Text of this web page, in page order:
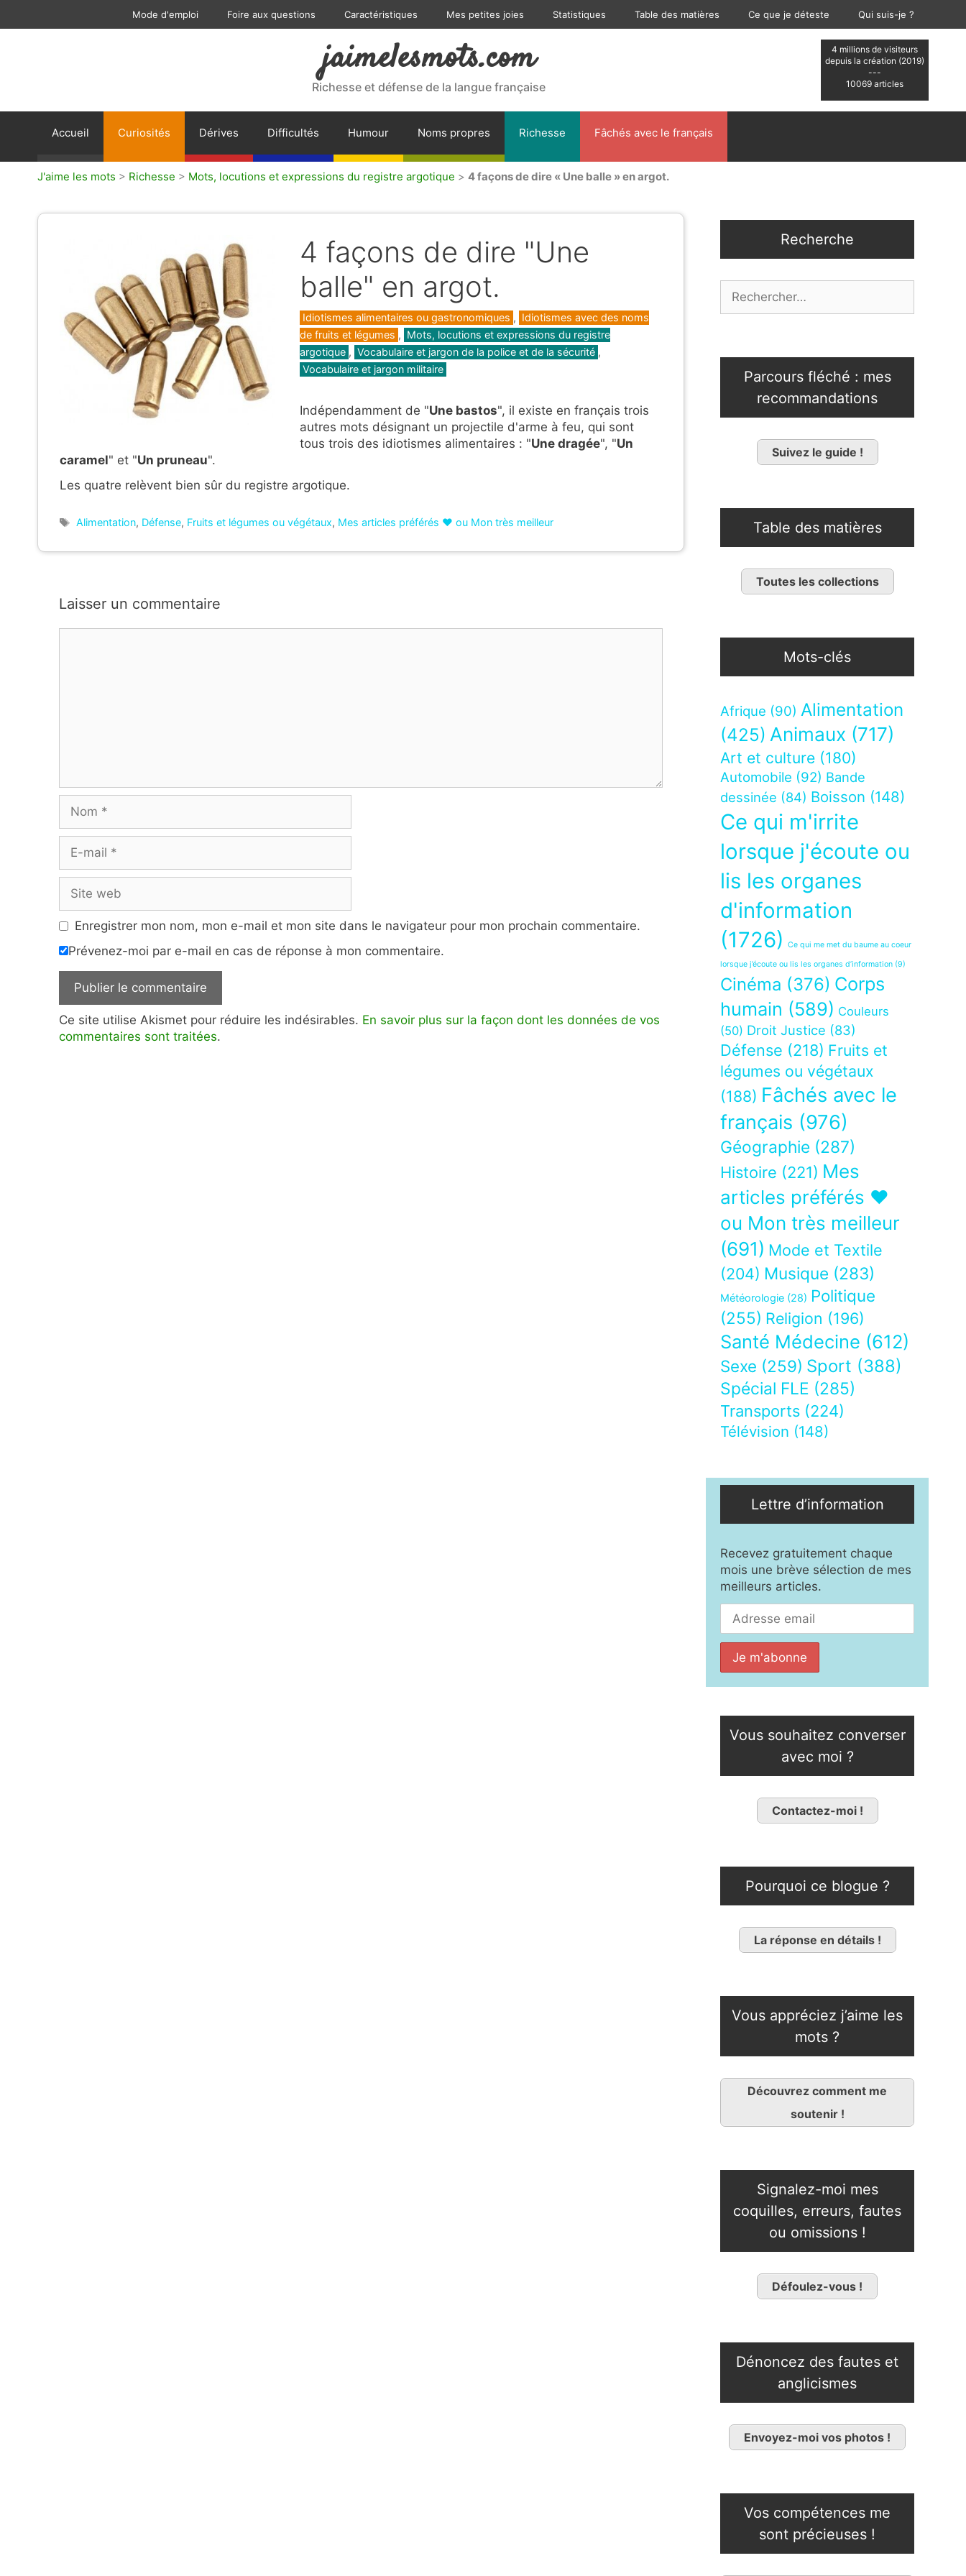
Mode d'emploi Foire aux questions Caractéristiques Mes petites joies Statistiques Table des matières Ce que je déteste Qui suis-je ?
4 millions de visiteurs
depuis la création (2019)
---
10069 articles
jaimelesmots.com
Richesse et défense de la langue française
Accueil Curiosités Dérives Difficultés Humour Noms propres Richesse Fâchés avec le français
J'aime les mots > Richesse > Mots, locutions et expressions du registre argotique > 4 façons de dire « Une balle » en argot.
4 façons de dire "Une
balle" en argot.
Catégories
Idiotismes alimentaires ou gastronomiques , Idiotismes avec des noms
de fruits et légumes , Mots, locutions et expressions du registre
argotique , Vocabulaire et jargon de la police et de la sécurité ,
Vocabulaire et jargon militaire
Indépendamment de "Une bastos", il existe en français trois
autres mots désignant un projectile d'arme à feu, qui sont
tous trois des idiotismes alimentaires : "Une dragée", "Un
caramel" et "Un pruneau".
Les quatre relèvent bien sûr du registre argotique.
Étiquettes
Alimentation, Défense, Fruits et légumes ou végétaux, Mes articles préférés ❤ ou Mon très meilleur
Laisser un commentaire
mail
web
Enregistrer mon nom, mon e-mail et mon site dans le navigateur pour mon prochain commentaire.
Prévenez-moi par e-mail en cas de réponse à mon commentaire.
Ce site utilise Akismet pour réduire les indésirables. En savoir plus sur la façon dont les données de vos
commentaires sont traitées.
Recherche
Parcours fléché : mes
recommandations
Suivez le guide !
Table des matières
Toutes les collections
Mots-clés
Afrique (90) Alimentation
(425) Animaux (717)
Art et culture (180)
Automobile (92) Bande
dessinée (84) Boisson (148)
Ce qui m'irrite
lorsque j'écoute ou
lis les organes
d'information
(1726)
Ce qui me met du baume au coeur
lorsque j’écoute ou lis les organes d’information (9)
Cinéma (376) Corps
humain (589) Couleurs
(50) Droit Justice (83)
Défense (218) Fruits et
légumes ou végétaux
(188) Fâchés avec le
français (976)
Géographie (287)
Histoire (221) Mes
articles préférés ❤
ou Mon très meilleur
(691) Mode et Textile
(204) Musique (283)
Météorologie (28) Politique
(255) Religion (196)
Santé Médecine (612)
Sexe (259) Sport (388)
Spécial FLE (285)
Transports (224)
Télévision (148)
Lettre d’information
Recevez gratuitement chaque
mois une brève sélection de mes
meilleurs articles.
Vous souhaitez converser
avec moi ?
Contactez-moi !
Pourquoi ce blogue ?
La réponse en détails !
Vous appréciez j’aime les
mots ?
Découvrez comment me
soutenir !
Signalez-moi mes
coquilles, erreurs, fautes
ou omissions !
Défoulez-vous !
Dénoncez des fautes et
anglicismes
Envoyez-moi vos photos !
Vos compétences me
sont précieuses !